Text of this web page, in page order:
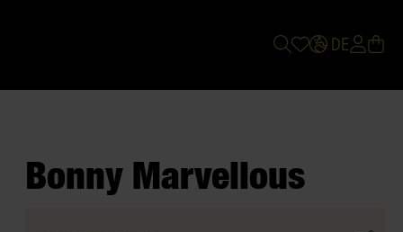
DE
Bonny Marvellous